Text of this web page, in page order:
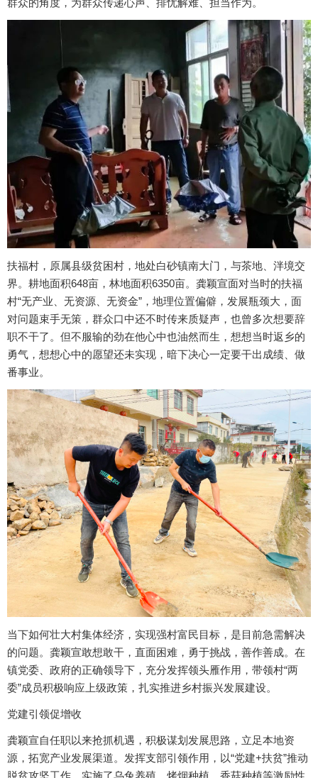
群众的角度，为群众传递心声、排忧解难、担当作为。
扶福村，原属县级贫困村，地处白砂镇南大门，与茶地、泮境交
界。耕地面积648亩，林地面积6350亩。龚颖宣面对当时的扶福
村“无产业、无资源、无资金”，地理位置偏僻，发展瓶颈大，面
对问题束手无策，群众口中还不时传来质疑声，也曾多次想要辞
职不干了。但不服输的劲在他心中也油然而生，想想当时返乡的
勇气，想想心中的愿望还未实现，暗下决心一定要干出成绩、做
番事业。
当下如何壮大村集体经济，实现强村富民目标，是目前急需解决
的问题。龚颖宣敢想敢干，直面困难，勇于挑战，善作善成。在
镇党委、政府的正确领导下，充分发挥领头雁作用，带领村“两
委”成员积极响应上级政策，扎实推进乡村振兴发展建设。
党建引领促增收
龚颖宣自任职以来抢抓机遇，积极谋划发展思路，立足本地资
源，拓宽产业发展渠道。发挥支部引领作用，以“党建+扶贫”推动
脱贫攻坚工作，实施了乌兔养殖、烤烟种植、香菇种植等激励性